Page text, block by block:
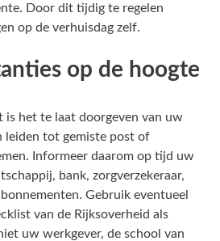
Door dit tijdig te regelen
op de verhuisdag zelf.
op de hoogte
is het te laat doorgeven van uw
leiden tot gemiste post of
Informeer daarom op tijd uw
bank, zorgverzekeraar,
Gebruik eventueel
van de Rijksoverheid als
uw werkgever, de school van